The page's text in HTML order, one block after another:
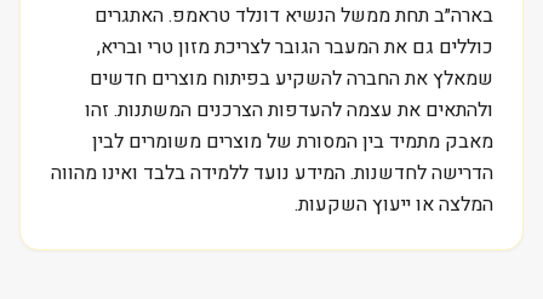
בארה״ב תחת ממשל הנשיא דונלד טראמפ. האתגרים
כוללים גם את המעבר הגובר לצריכת מזון טרי ובריא,
שמאלץ את החברה להשקיע בפיתוח מוצרים חדשים
ולהתאים את עצמה להעדפות הצרכנים המשתנות. זהו
מאבק מתמיד בין המסורת של מוצרים משומרים לבין
הדרישה לחדשנות. המידע נועד ללמידה בלבד ואינו מהווה
המלצה או ייעוץ השקעות.